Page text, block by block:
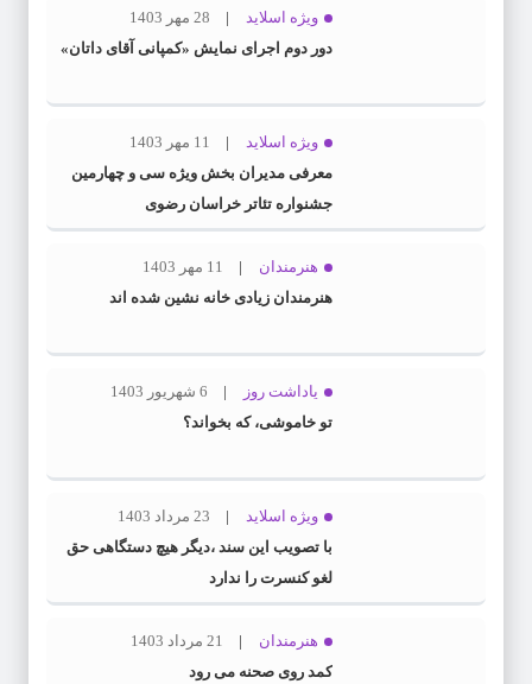
ویژه اسلاید
28 مهر 1403
دور دوم اجرای نمایش «کمپانی آقای داتان»
ویژه اسلاید
11 مهر 1403
معرفی مدیران بخش ویژه سی و چهارمین
جشنواره تئاتر خراسان رضوی
هنرمندان
11 مهر 1403
هنرمندان زیادی خانه نشین شده اند
یاداشت روز
6 شهریور 1403
تو خاموشی، که بخواند؟
ویژه اسلاید
23 مرداد 1403
با تصویب این سند ،دیگر هیچ دستگاهی حق
لغو کنسرت را ندارد
هنرمندان
21 مرداد 1403
کمد روی صحنه می رود